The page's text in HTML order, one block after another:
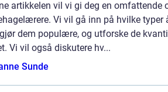
artikkelen vil vi gi deg en omfattende
Vi vil gå inn på hvilke typer
dem populære, og utforske de
Vi vil også diskutere hv...
Sunde